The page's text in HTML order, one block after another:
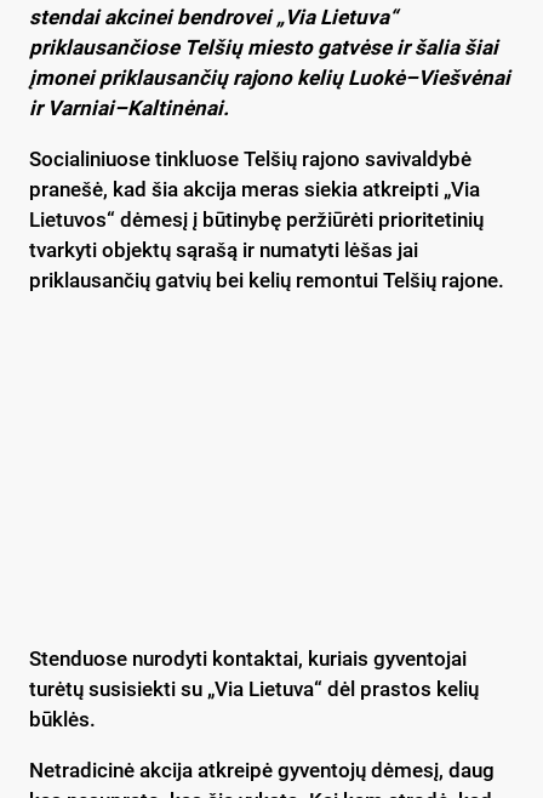
stendai akcinei bendrovei „Via Lietuva“
priklausančiose Telšių miesto gatvėse ir šalia šiai
įmonei priklausančių rajono kelių Luokė–Viešvėnai
ir Varniai–Kaltinėnai.
Socialiniuose tinkluose Telšių rajono savivaldybė
pranešė, kad šia akcija meras siekia atkreipti „Via
Lietuvos“ dėmesį į būtinybę peržiūrėti prioritetinių
tvarkyti objektų sąrašą ir numatyti lėšas jai
priklausančių gatvių bei kelių remontui Telšių rajone.
Stenduose nurodyti kontaktai, kuriais gyventojai
turėtų susisiekti su „Via Lietuva“ dėl prastos kelių
būklės.
Netradicinė akcija atkreipė gyventojų dėmesį, daug